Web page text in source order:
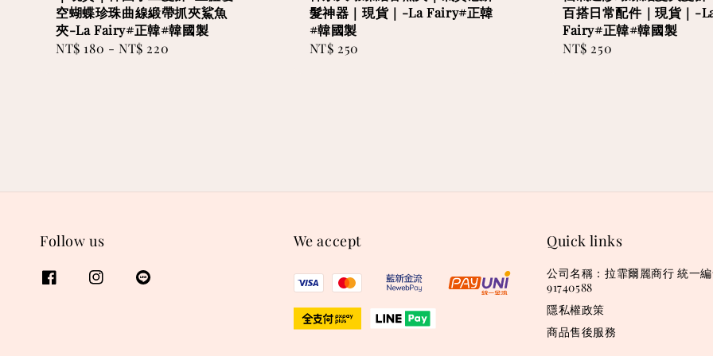
空蝴蝶珍珠曲線緞帶抓夾鯊魚
夾-La Fairy#正韓#韓國製
Regular
NT$ 180 -NT$ 220
髮神器｜現貨｜-La Fairy#正韓
#韓國製
Regular
NT$ 250
百搭日常配件｜現貨｜-
Fairy#正韓#韓國製
Regular
NT$ 250
Follow us We accept Quick links
公司名稱：拉霏爾麗商行 統一
91740588
隱私權政策
商品售後服務